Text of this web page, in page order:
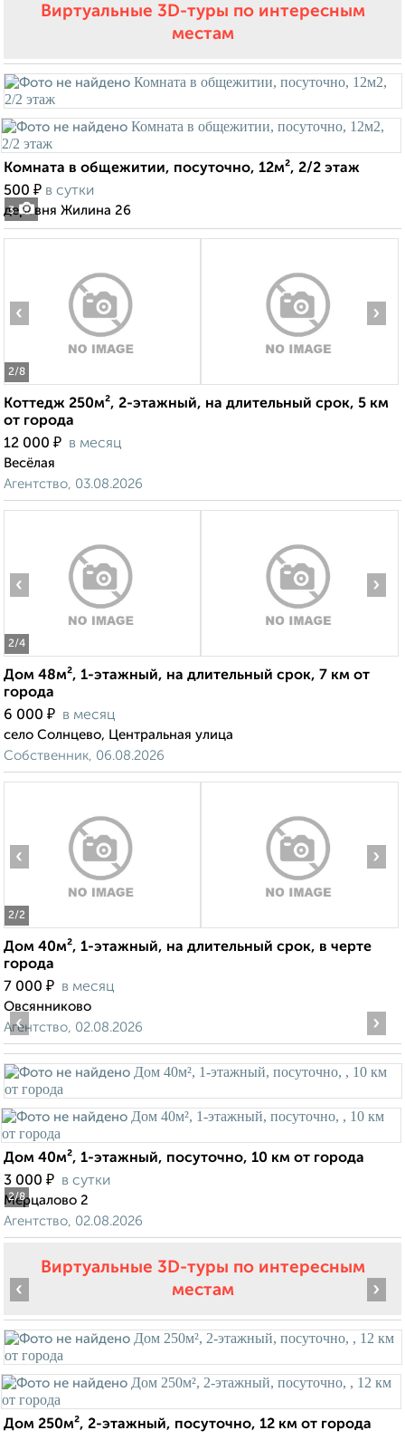
Виртуальные 3D-туры по интересным
местам
3
Комната в общежитии, посуточно, 12м², 2/2 этаж
500 ₽ в сутки
деревня Жилина 26
2/8
‹ ›
Коттедж 250м², 2-этажный, на длительный срок, 5 км
от города
12 000 ₽ в месяц
Весёлая
Агентство, 03.08.2026
2/4
‹ ›
Дом 48м², 1-этажный, на длительный срок, 7 км от
города
6 000 ₽ в месяц
село Солнцево, Центральная улица
Собственник, 06.08.2026
2/2
‹ ›
Дом 40м², 1-этажный, на длительный срок, в черте
города
7 000 ₽ в месяц
Овсянниково
Агентство, 02.08.2026
2/8
‹ ›
Дом 40м², 1-этажный, посуточно, 10 км от города
3 000 ₽ в сутки
Мерцалово 2
Агентство, 02.08.2026
Виртуальные 3D-туры по интересным
местам
‹ ›
Дом 250м², 2-этажный, посуточно, 12 км от города